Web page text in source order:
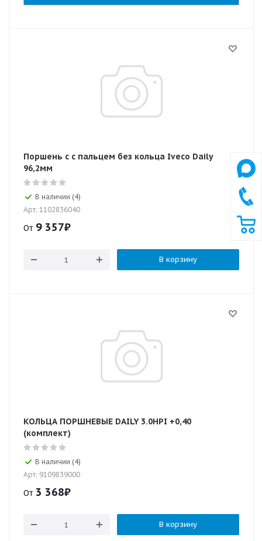
Поршень с с пальцем без кольца Iveco Daily
96,2мм
В наличии (4)
Арт: 1102836040
От 9 357₽
В корзину
КОЛЬЦА ПОРШНЕВЫЕ DAILY 3.0HPI +0,40
(комплект)
В наличии (4)
Арт: 9109839000
От 3 368₽
В корзину